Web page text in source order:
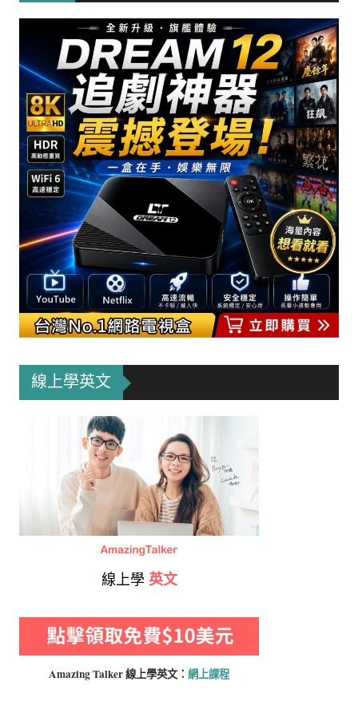
線上學英文
線上學 英文
Amazing Talker 線上學英文： 網上課程